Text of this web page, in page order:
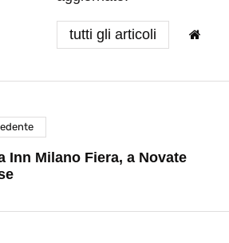
tutti gli articoli
Inn Milano Fiera, a Novate